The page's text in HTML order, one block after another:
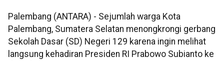
Palembang (ANTARA) - Sejumlah warga Kota
Palembang, Sumatera Selatan menongkrongi gerbang
Sekolah Dasar (SD) Negeri 129 karena ingin melihat
langsung kehadiran Presiden RI Prabowo Subianto ke